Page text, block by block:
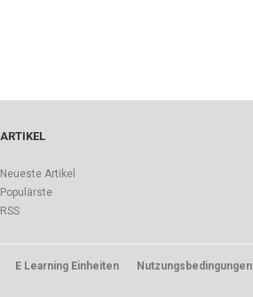
ARTIKEL
Neueste Artikel
Populärste
RSS
E Learning Einheiten Nutzungsbedingungen